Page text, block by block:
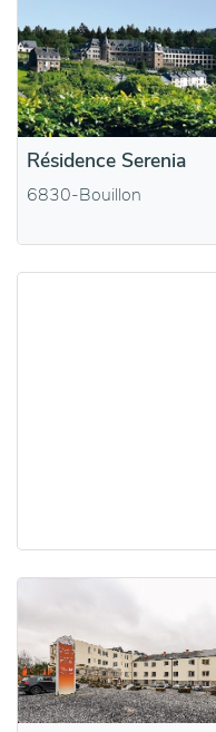
Résidence Serenia
6830-Bouillon